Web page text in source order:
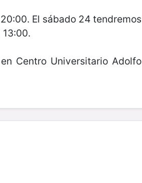
El sábado 24 tendremos
Centro Universitario Adolfo